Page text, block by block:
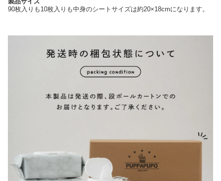
90枚入りも10枚入りも中身のシートサイズは約20×18cmになります。